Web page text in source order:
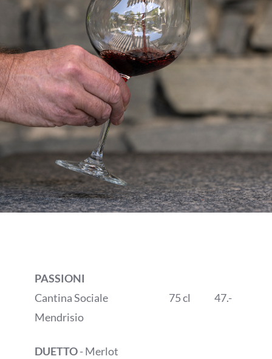
PASSIONI
Cantina Sociale
Mendrisio
75 cl 47.-
DUETTO- Merlot